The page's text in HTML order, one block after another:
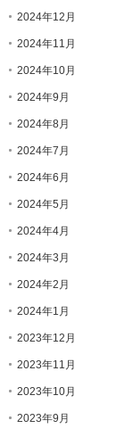
2024年12月
2024年11月
2024年10月
2024年9月
2024年8月
2024年7月
2024年6月
2024年5月
2024年4月
2024年3月
2024年2月
2024年1月
2023年12月
2023年11月
2023年10月
2023年9月